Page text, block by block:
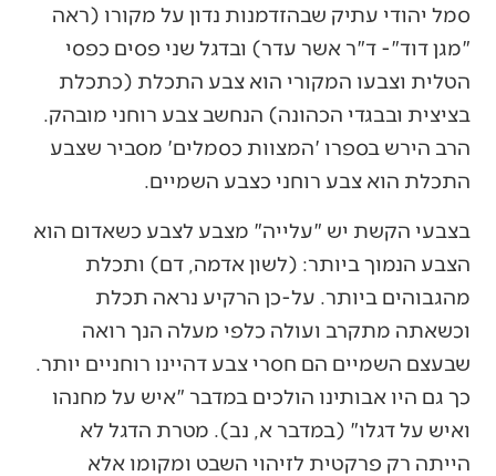
סמל יהודי עתיק שבהזדמנות נדון על מקורו (ראה
"מגן דוד"- ד"ר אשר עדר) ובדגל שני פסים כפסי
הטלית וצבעו המקורי הוא צבע התכלת (כתכלת
בציצית ובבגדי הכהונה) הנחשב צבע רוחני מובהק.
הרב הירש בספרו 'המצוות כסמלים' מסביר שצבע
התכלת הוא צבע רוחני כצבע השמיים.
בצבעי הקשת יש "עלייה" מצבע לצבע כשאדום הוא
הצבע הנמוך ביותר: (לשון אדמה, דם) ותכלת
מהגבוהים ביותר. על-כן הרקיע נראה תכלת
וכשאתה מתקרב ועולה כלפי מעלה הנך רואה
שבעצם השמיים הם חסרי צבע דהיינו רוחניים יותר.
כך גם היו אבותינו הולכים במדבר "איש על מחנהו
ואיש על דגלו" (במדבר א, נב). מטרת הדגל לא
הייתה רק פרקטית לזיהוי השבט ומקומו אלא